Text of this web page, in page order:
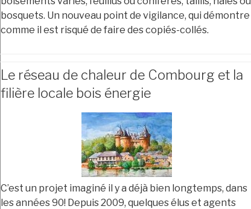
bosquets. Un nouveau point de vigilance, qui démontre
comme il est risqué de faire des copiés-collés.
Le réseau de chaleur de Combourg et la
filière locale bois énergie
C’est un projet imaginé il y a déjà bien longtemps, dans
les années 90! Depuis 2009, quelques élus et agents